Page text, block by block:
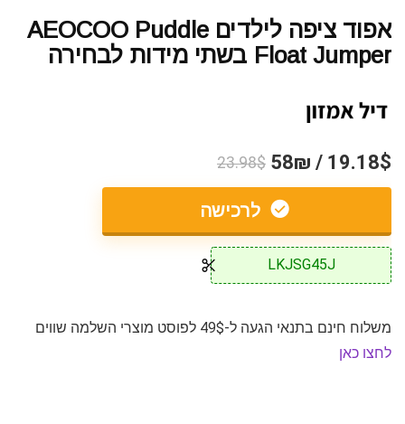
אפוד ציפה לילדים AEOCOO Puddle
Float Jumper בשתי מידות לבחירה
19.18$ / 58₪
23.98$
לרכישה
LKJSG45J
משלוח חינם בתנאי הגעה ל-49$ לפוסט מוצרי השלמה שווים
לחצו כאן